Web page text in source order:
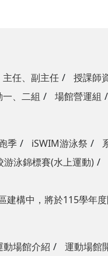
主任、副主任
授課師
一、二組
場館營運組
季 iSWIM游泳祭
游泳錦標賽(水上運動)
建構中，將於115學年
動場館介紹
運動場館